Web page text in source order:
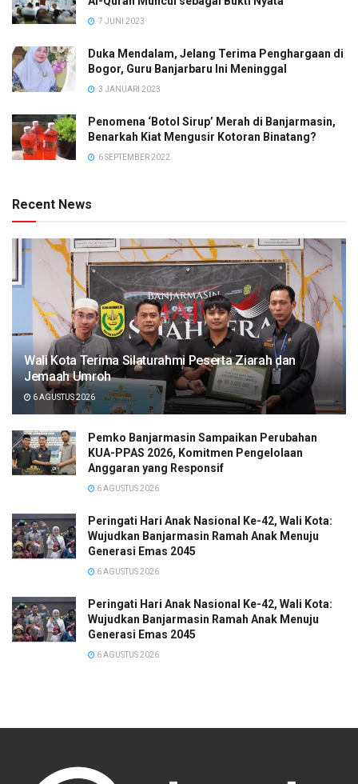
7 JUNI 2023
Duka Mendalam, Jelang Terima Penghargaan di
Bogor, Guru Banjarbaru Ini Meninggal
3 JANUARI 2023
Penomena ‘Botol Sirup’ Merah di Banjarmasin,
Benarkah Kiat Mengusir Kotoran Binatang?
6 SEPTEMBER 2022
Recent News
Wali Kota Terima Silaturahmi Peserta Ziarah dan
Jemaah Umroh
6 AGUSTUS 2026
Pemko Banjarmasin Sampaikan Perubahan
KUA-PPAS 2026, Komitmen Pengelolaan
Anggaran yang Responsif
6 AGUSTUS 2026
Peringati Hari Anak Nasional Ke-42, Wali Kota:
Wujudkan Banjarmasin Ramah Anak Menuju
Generasi Emas 2045
6 AGUSTUS 2026
Peringati Hari Anak Nasional Ke-42, Wali Kota:
Wujudkan Banjarmasin Ramah Anak Menuju
Generasi Emas 2045
6 AGUSTUS 2026